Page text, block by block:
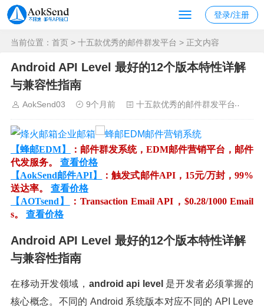
登录/注册
当前位置： 首页 > 十五款优秀的邮件群发平台 > 正文内容
Android API Level 最好的12个版本特性详解
与兼容性指南
AokSend03 9个月前 十五款优秀的邮件群发平台
【蜂邮EDM】
：邮件群发系统，EDM邮件营销平台，邮件
代发服务。 查看价格
【AokSend邮件API】
：触发式邮件API，15元/万封，99%
送达率。 查看价格
【AOTsend】
：Transaction Email API，$0.28/1000 Email
s。 查看价格
Android API Level 最好的12个版本特性详解
与兼容性指南
在移动开发领域， android api level 是开发者必须掌握的
核心概念。不同的 Android 系统版本对应不同的 API Leve